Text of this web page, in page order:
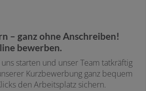
– ganz ohne Anschreiben!
bewerben.
starten und unser Team tatkräftig
Kurzbewerbung ganz bequem
den Arbeitsplatz sichern.